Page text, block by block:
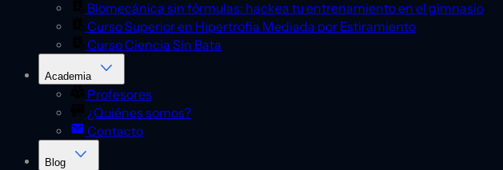
Biomecánica sin fórmulas: hackea tu entrenamiento en el gimnasio
Curso Superior en Hipertrofia Mediada por Estiramiento
Curso Ciencia Sin Bata
Academia
Profesores
¿Quiénes somos?
Contacto
Blog